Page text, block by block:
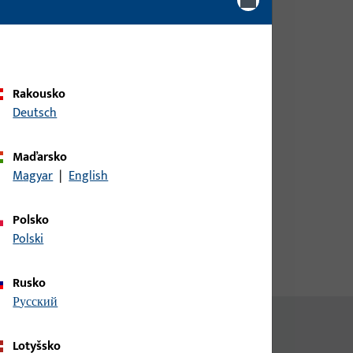
Pro získání informací o ceně
Rakousko
Deutsch
Maďarsko
Magyar | English
Polsko
Polski
Rusko
русский
Lotyšsko